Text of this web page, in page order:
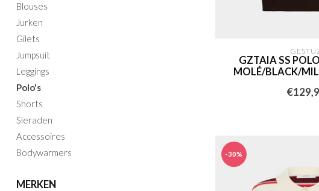
Blouses
Jurken
Gilets
Jumpsuit
Leggings
Polo's
Shorts
Sieraden
Accessoires
Bodywarmers
MERKEN
GZTAIA SS
MOLÉ/BLACK/
-30%